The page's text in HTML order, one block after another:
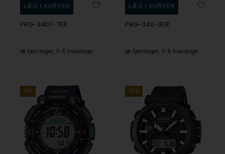
PRG-340T-7ER
Fjernlager 3-5 hverdage
PRG-340-3ER
Fjernlager 3-5 hverdage
19% 25%